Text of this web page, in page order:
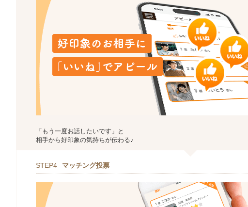
「もう一度お話したいです」と
相手から好印象の気持ちが伝わる♪
STEP4 マッチング投票